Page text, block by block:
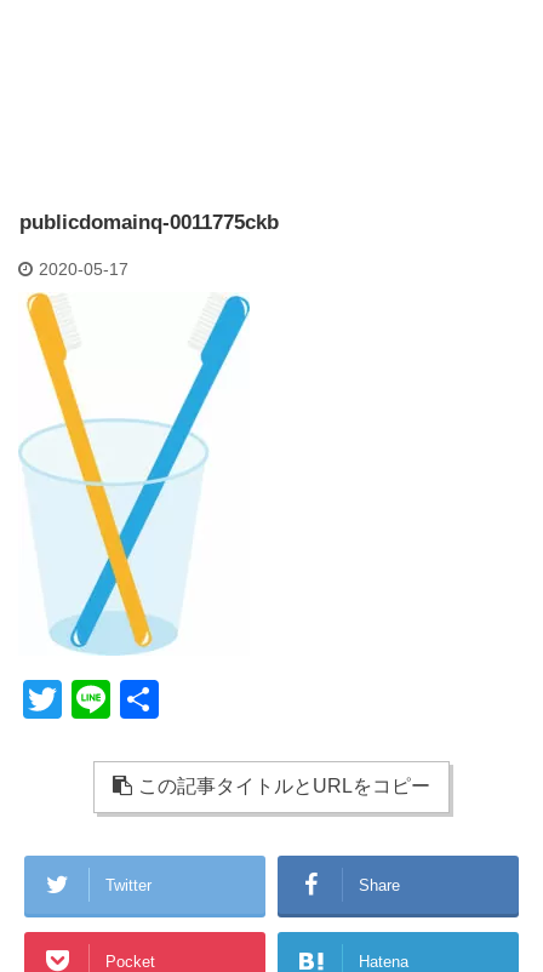
publicdomainq-0011775ckb
2020-05-17
T
er
Li
e この記事タイトルとURLをコピー
Twitter Share
Pocket Hatena